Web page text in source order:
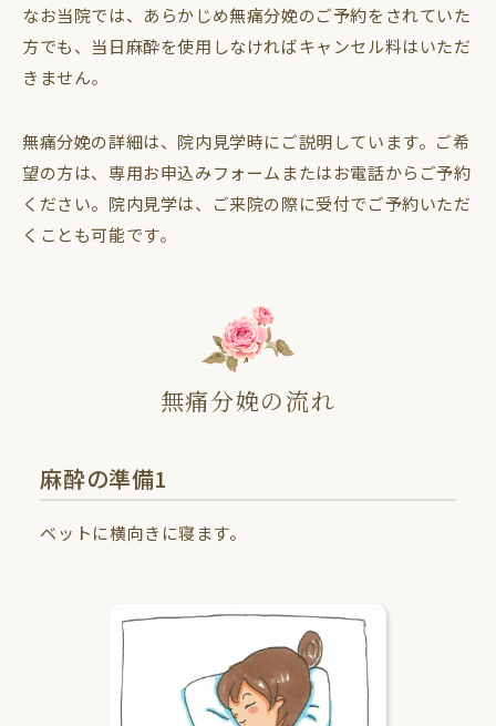
なお当院では、あらかじめ無痛分娩のご予約をされていた
方でも、当日麻酔を使用しなければキャンセル料はいただ
きません。
無痛分娩の詳細は、院内見学時にご説明しています。ご希
望の方は、専用お申込みフォームまたはお電話からご予約
ください。院内見学は、ご来院の際に受付でご予約いただ
くことも可能です。
無痛分娩の流れ
麻酔の準備1
ベットに横向きに寝ます。